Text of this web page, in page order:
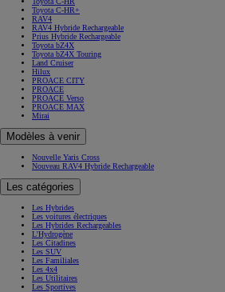
Toyota C-HR+
RAV4
RAV4 Hybride Rechargeable
Prius Hybride Rechargeable
Toyota bZ4X
Toyota bZ4X Touring
Land Cruiser
Hilux
PROACE CITY
PROACE
PROACE Verso
PROACE MAX
Mirai
Modèles à venir
Nouvelle Yaris Cross
Nouveau RAV4 Hybride Rechargeable
Les catégories
Les Hybrides
Les voitures électriques
Les Hybrides Rechargeables
L'Hydrogène
Les Citadines
Les SUV
Les Familiales
Les 4x4
Les Utilitaires
Les Sportives